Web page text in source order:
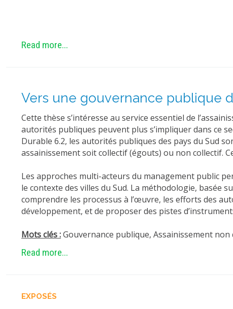
Read more...
Vers une gouvernance publique
Cette thèse s’intéresse au service essentiel de
autorités publiques peuvent plus s’impliquer dans ce
Durable 6.2, les autorités publiques des pays du Sud
assainissement soit collectif (égouts) ou non collectif.
Les approches multi-acteurs du management public
le contexte des villes du Sud. La méthodologie, basée
comprendre les processus à l’œuvre, les efforts des
développement, et de proposer des pistes
Mots clés :Gouvernance publique, Assainissement
Read more...
EXPOSÉS